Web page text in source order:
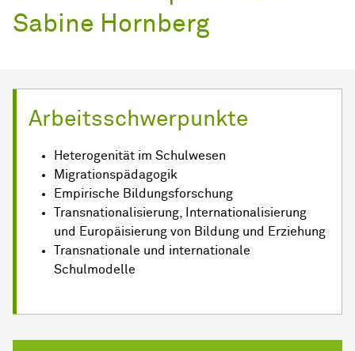
Sabine Hornberg
Arbeitsschwerpunkte
Heterogenität im Schulwesen
Migrationspädagogik
Empirische Bildungsforschung
Transnationalisierung, Internationalisierung
und Europäisierung von Bildung und Erziehung
Transnationale und internationale
Schulmodelle